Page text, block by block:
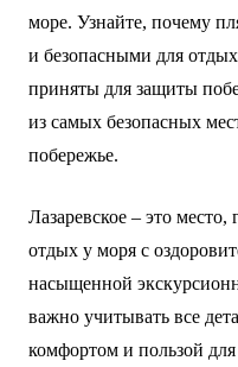
море. Узнайте, почему
и безопасными для
приняты для защиты
из самых безопасных
побережье.
Лазаревское – это
отдых у моря с
насыщенной
важно учитывать все
комфортом и пользой для